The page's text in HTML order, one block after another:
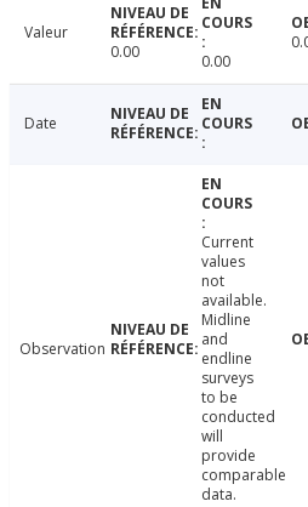
Valeur
0.00
0.00
Date
Observation
Current
values
not
available.
Midline
and
endline
surveys
to be
conducted
will
provide
comparable
data.